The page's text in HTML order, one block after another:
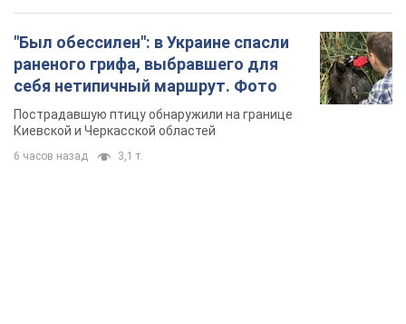
"Был обессилен": в Украине спасли
раненого грифа, выбравшего для
себя нетипичный маршрут. Фото
Пострадавшую птицу обнаружили на границе
Киевской и Черкасской областей
6 часов назад 3,1 т.